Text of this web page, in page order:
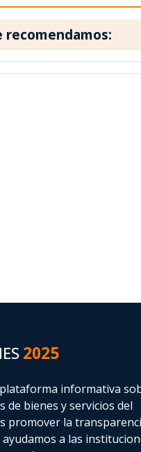
recomendamos:
2025
informativa
de bienes y servicios del
promover la
ayudamos a las